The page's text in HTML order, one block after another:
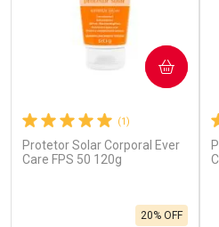
(1)
Protetor Solar Corporal Ever
Care FPS 50 120g
20% OFF
COMPRAR